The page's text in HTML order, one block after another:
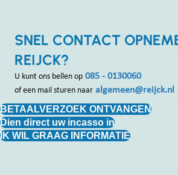
SNEL CONTACT
REIJCK?
U kunt ons bellen op 085 - 0130060
of een mail sturen naar algemeen@reijck.nl
BETAALVERZOEK ONTVANGEN
Dien direct uw incasso in
IK WIL GRAAG INFORMATIE